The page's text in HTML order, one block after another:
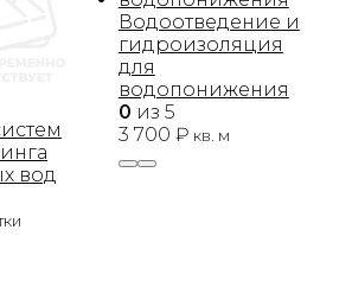
вод
Водоотведение и
гидроизоляция
для
водопонижения
0 из 5
3 700 ₽ кв. м